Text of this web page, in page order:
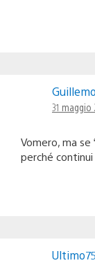
31 maggio
Vomero, ma se
perché